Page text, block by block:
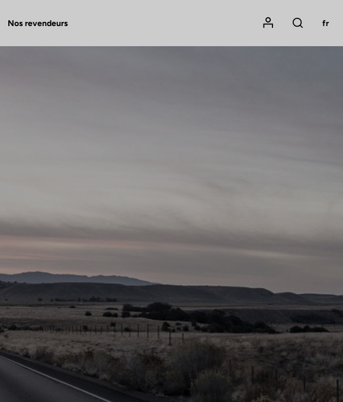
Nos revendeurs
Mon compte
Rechercher
fr